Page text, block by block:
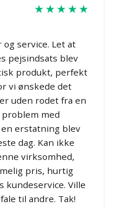
★★★★★
service. Let at
pejsindsats blev
produkt, perfekt
vi ønskede det
uden rodet fra en
med
erstatning blev
dag. Kan ikke
virksomhed,
pris, hurtig
kundeservice. Ville
til andre. Tak!